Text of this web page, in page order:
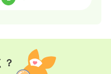
？